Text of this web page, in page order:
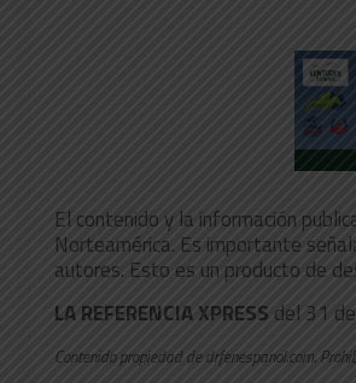
El contenido y la información
Norteamérica. Es importante
autores. Esto es un producto de
LA REFERENCIA XPRESS del 31
Contenido propiedad de drfenespanol.com.